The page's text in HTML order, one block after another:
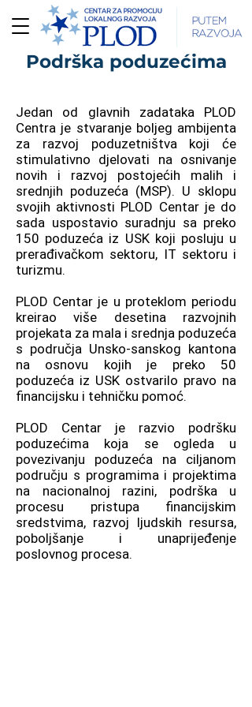
Podrška poduzećima
Jedan od glavnih zadataka PLOD
Centra je stvaranje boljeg ambijenta
za razvoj poduzetništva koji će
stimulativno djelovati na osnivanje
novih i razvoj postojećih malih i
srednjih poduzeća (MSP). U sklopu
svojih aktivnosti PLOD Centar je do
sada uspostavio suradnju sa preko
150 poduzeća iz USK koji posluju u
prerađivačkom sektoru, IT sektoru i
turizmu.
PLOD Centar je u proteklom periodu
kreirao više desetina razvojnih
projekata za mala i srednja poduzeća
s područja Unsko-sanskog kantona
na osnovu kojih je preko 50
poduzeća iz USK ostvarilo pravo na
financijsku i tehničku pomoć.
PLOD Centar je razvio podršku
poduzećima koja se ogleda u
povezivanju poduzeća na ciljanom
području s programima i projektima
na nacionalnoj razini, podrška u
procesu pristupa financijskim
sredstvima, razvoj ljudskih resursa,
poboljšanje i unaprijeđenje
poslovnog procesa.